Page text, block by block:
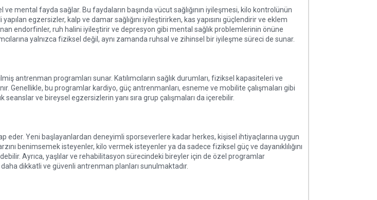
ve mental fayda sağlar. Bu faydaların başında vücut sağlığının iyileşmesi, kilo kontrolünün
egzersizler, kalp ve damar sağlığını iyileştirirken, kas yapısını güçlendirir ve eklem
endorfinler, ruh halini iyileştirir ve depresyon gibi mental sağlık problemlerinin önüne
yalnızca fiziksel değil, aynı zamanda ruhsal ve zihinsel bir iyileşme süreci de sunar.
antrenman programları sunar. Katılımcıların sağlık durumları, fiziksel kapasiteleri ve
Genellikle, bu programlar kardiyo, güç antrenmanları, esneme ve mobilite çalışmaları gibi
ve bireysel egzersizlerin yanı sıra grup çalışmaları da içerebilir.
eder. Yeni başlayanlardan deneyimli sporseverlere kadar herkes, kişisel ihtiyaçlarına uygun
benimsemek isteyenler, kilo vermek isteyenler ya da sadece fiziksel güç ve dayanıklılığını
Ayrıca, yaşlılar ve rehabilitasyon sürecindeki bireyler için de özel programlar
dikkatli ve güvenli antrenman planları sunulmaktadır.